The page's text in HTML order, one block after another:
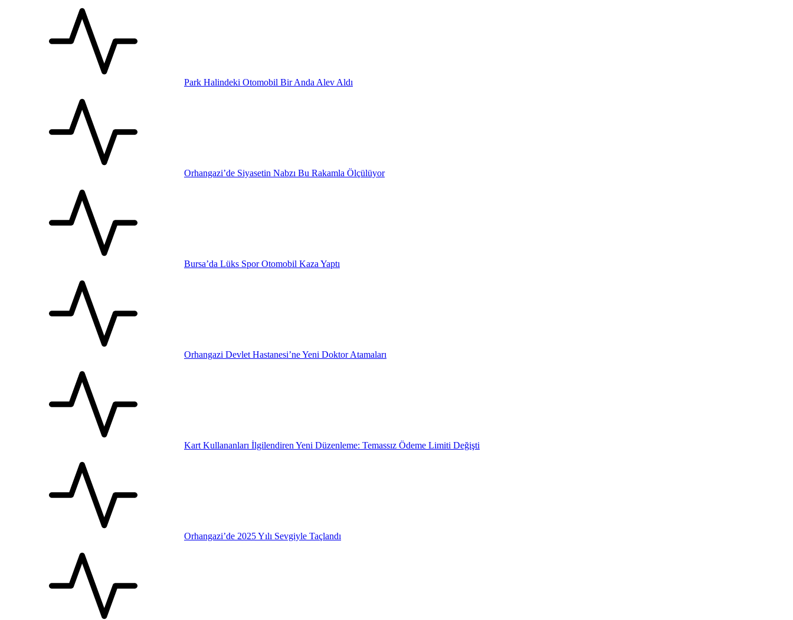
Park Halindeki Otomobil Bir Anda Alev Aldı
Orhangazi’de Siyasetin Nabzı Bu Rakamla Ölçülüyor
Bursa’da Lüks Spor Otomobil Kaza Yaptı
Orhangazi Devlet Hastanesi’ne Yeni Doktor Atamaları
Kart Kullananları İlgilendiren Yeni Düzenleme: Temassız Ödeme Limiti Değişti
Orhangazi’de 2025 Yılı Sevgiyle Taçlandı